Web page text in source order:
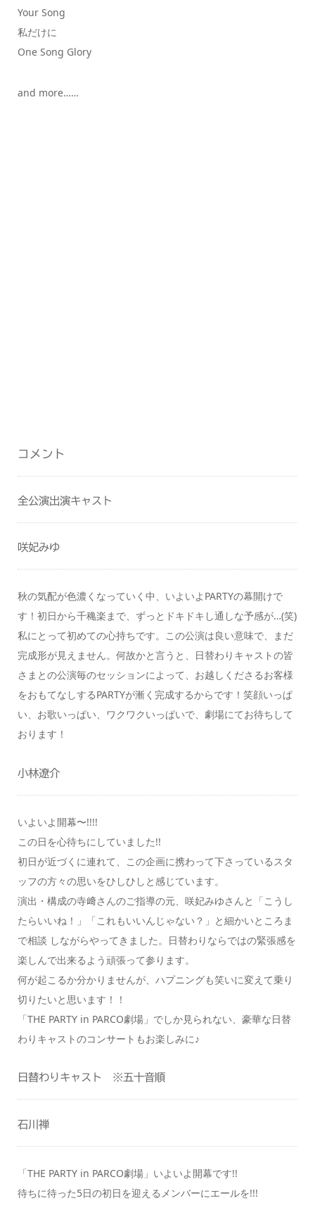
Your Song
私だけに
One Song Glory
and more……
コメント
全公演出演キャスト
咲妃みゆ
秋の気配が色濃くなっていく中、いよいよPARTYの幕開けで
す！初日から千穐楽まで、ずっとドキドキし通しな予感が…(笑)
私にとって初めての心持ちです。この公演は良い意味で、まだ
完成形が見えません。何故かと言うと、日替わりキャストの皆
さまとの公演毎のセッションによって、お越しくださるお客様
をおもてなしするPARTYが漸く完成するからです！笑顔いっぱ
い、お歌いっぱい、ワクワクいっぱいで、劇場にてお待ちして
おります！
小林遼介
いよいよ開幕〜!!!!
この日を心待ちにしていました!!
初日が近づくに連れて、この企画に携わって下さっているスタ
ッフの方々の思いをひしひしと感じています。
演出・構成の寺﨑さんのご指導の元、咲妃みゆさんと「こうし
たらいいね！」「これもいいんじゃない？」と細かいところま
で相談 しながらやってきました。日替わりならではの緊張感を
楽しんで出来るよう頑張って参ります。
何が起こるか分かりませんが、ハプニングも笑いに変えて乗り
切りたいと思います！！
「THE PARTY in PARCO劇場」でしか見られない、豪華な日替
わりキャストのコンサートもお楽しみに♪
日替わりキャスト ※五十音順
石川禅
「THE PARTY in PARCO劇場」いよいよ開幕です!!
待ちに待った5日の初日を迎えるメンバーにエールを!!!